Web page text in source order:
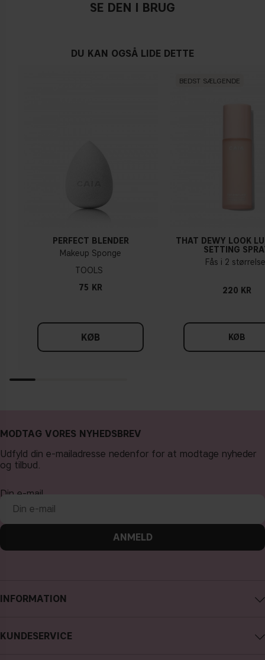
SE DEN I BRUG
DU KAN OGSÅ LIDE DETTE
PERFECT BLENDER
Makeup Sponge
TOOLS
75 KR
KØB
BEDST SÆLGENDE
THAT DEWY LOOK
SETTING
Fås i 2
220 KR
KØB
INFORMATION
Karriere
KUNDESERVICE
MODTAG VORES NYHEDSBREV
Udfyld din e-mailadresse nedenfor for at modtage nyheder
og tilbud.
Din e-mail
ANMELD